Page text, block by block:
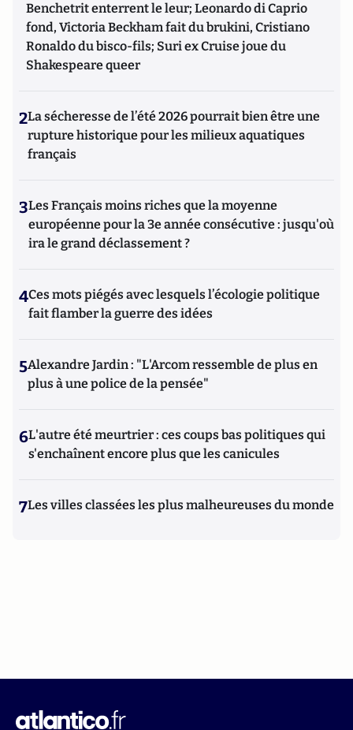
Benchetrit enterrent le leur; Leonardo di Caprio
fond, Victoria Beckham fait du brukini, Cristiano
Ronaldo du bisco-fils; Suri ex Cruise joue du
Shakespeare queer
2La sécheresse de l’été 2026 pourrait bien être une
rupture historique pour les milieux aquatiques
français
3Les Français moins riches que la moyenne
européenne pour la 3e année consécutive : jusqu'où
ira le grand déclassement ?
4Ces mots piégés avec lesquels l’écologie politique
fait flamber la guerre des idées
5Alexandre Jardin : "L'Arcom ressemble de plus en
plus à une police de la pensée"
6L'autre été meurtrier : ces coups bas politiques qui
s'enchaînent encore plus que les canicules
7Les villes classées les plus malheureuses du monde